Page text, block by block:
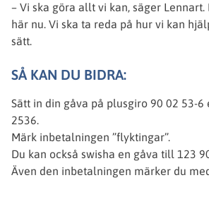
– Vi ska göra allt vi kan, säger
här nu. Vi ska ta reda på hur vi kan
sätt.
SÅ KAN DU BIDRA:
Sätt in din gåva på plusgiro 90 02 53-
2536.
Märk inbetalningen ”flyktingar”.
Du kan också swisha en gåva till 123
Även den inbetalningen märker du